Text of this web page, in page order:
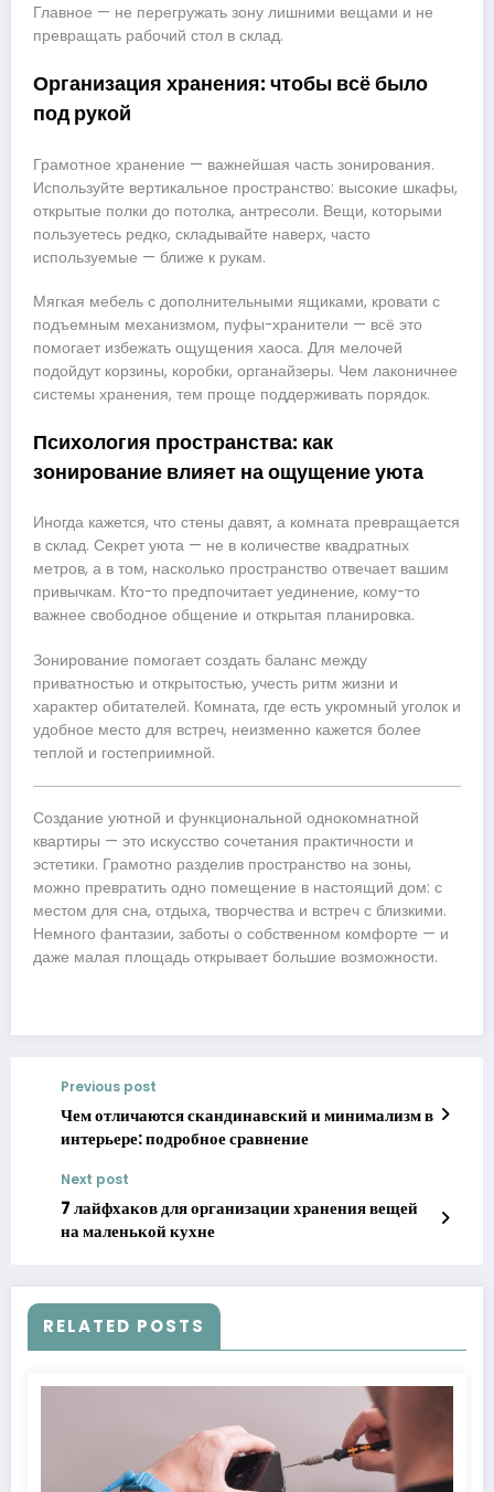
Главное — не перегружать зону лишними вещами и не
превращать рабочий стол в склад.
Организация хранения: чтобы всё было
под рукой
Грамотное хранение — важнейшая часть зонирования.
Используйте вертикальное пространство: высокие шкафы,
открытые полки до потолка, антресоли. Вещи, которыми
пользуетесь редко, складывайте наверх, часто
используемые — ближе к рукам.
Мягкая мебель с дополнительными ящиками, кровати с
подъемным механизмом, пуфы-хранители — всё это
помогает избежать ощущения хаоса. Для мелочей
подойдут корзины, коробки, органайзеры. Чем лаконичнее
системы хранения, тем проще поддерживать порядок.
Психология пространства: как
зонирование влияет на ощущение уюта
Иногда кажется, что стены давят, а комната превращается
в склад. Секрет уюта — не в количестве квадратных
метров, а в том, насколько пространство отвечает вашим
привычкам. Кто-то предпочитает уединение, кому-то
важнее свободное общение и открытая планировка.
Зонирование помогает создать баланс между
приватностью и открытостью, учесть ритм жизни и
характер обитателей. Комната, где есть укромный уголок и
удобное место для встреч, неизменно кажется более
теплой и гостеприимной.
Создание уютной и функциональной однокомнатной
квартиры — это искусство сочетания практичности и
эстетики. Грамотно разделив пространство на зоны,
можно превратить одно помещение в настоящий дом: с
местом для сна, отдыха, творчества и встреч с близкими.
Немного фантазии, заботы о собственном комфорте — и
даже малая площадь открывает большие возможности.
Previous post
Чем отличаются скандинавский и минимализм в
интерьере: подробное сравнение
Next post
7 лайфхаков для организации хранения вещей
на маленькой кухне
RELATED POSTS